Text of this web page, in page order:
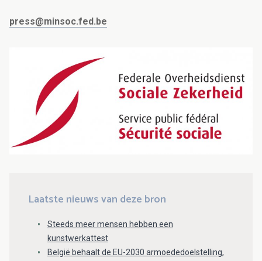
press@minsoc.fed.be
Laatste nieuws van deze bron
Steeds meer mensen hebben een
kunstwerkattest
België behaalt de EU-2030 armoededoelstelling,